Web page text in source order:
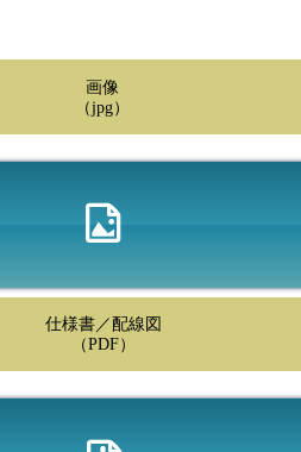
画像
（jpg）
仕様書／配線図
（PDF）